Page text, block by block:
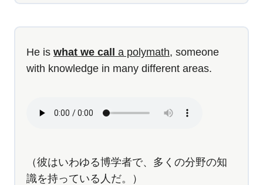
He is what we call a polymath, someone
with knowledge in many different areas.
（彼はいわゆる博学者で、多くの分野の知
識を持っている人だ。）